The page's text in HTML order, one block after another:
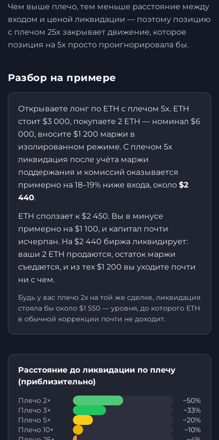
Чем выше плечо, тем меньше расстояние между
входом и ценой ликвидации — поэтому позицию
с плечом 25x закрывает движение, которое
позиция на 5x просто проигнорировала бы.
Разбор на примере
Открываете лонг по ETH с плечом 5x. ETH
стоит $3 000, покупаете 2 ETH — номинал $6
000, вносите $1 200 маржи в
изолированном режиме. С плечом 5x
ликвидация после учёта маржи
поддержания и комиссий оказывается
примерно на 18–19% ниже входа, около $2
440.
ETH сползает к $2 450. Вы в минусе
примерно на $1 100, и капитал почти
исчерпан. На $2 440 биржа ликвидирует:
ваши 2 ETH продаются, остаток маржи
съедается, и из тех $1 200 вы уходите почти
ни с чем.
Будь у вас плечо 2x на той же сделке, ликвидация
стояла бы около $1 550 — уровня, до которого ETH
в обычной коррекции почти не доходит.
Расстояние до ликвидации по плечу
(приблизительно)
Плечо 2×
~50%
Плечо 3×
~33%
Плечо 5×
~20%
Плечо 10×
~10%